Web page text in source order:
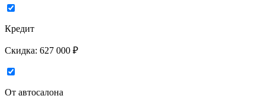
Кредит
Скидка: 627 000 ₽
От автосалона